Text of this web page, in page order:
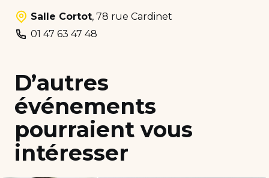
Salle Cortot, 78 rue Cardinet
01 47 63 47 48
D’autres
événements
pourraient vous
intéresser